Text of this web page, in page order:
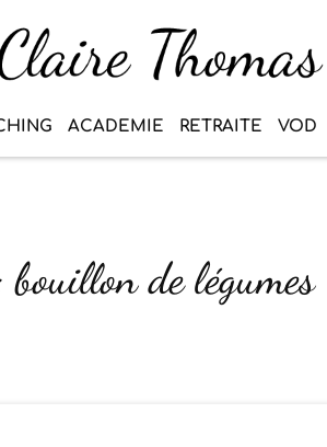
ACADEMIE RETRAITE VOD
de légumes